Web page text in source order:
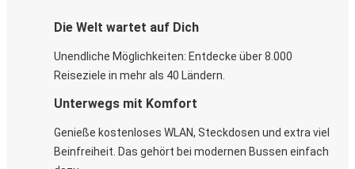
Die Welt wartet auf Dich
Unendliche Möglichkeiten: Entdecke über 8.000
Reiseziele in mehr als 40 Ländern.
Unterwegs mit Komfort
Genieße kostenloses WLAN, Steckdosen und extra viel
Beinfreiheit. Das gehört bei modernen Bussen einfach